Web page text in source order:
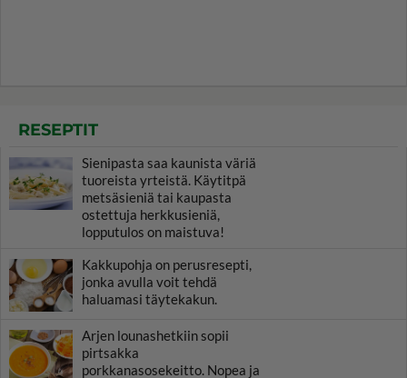
RESEPTIT
Sienipasta saa kaunista väriä
tuoreista yrteistä. Käytitpä
metsäsieniä tai kaupasta
ostettuja herkkusieniä,
lopputulos on maistuva!
Kakkupohja on perusresepti,
jonka avulla voit tehdä
haluamasi täytekakun.
Arjen lounashetkiin sopii
pirtsakka
porkkanasosekeitto. Nopea ja